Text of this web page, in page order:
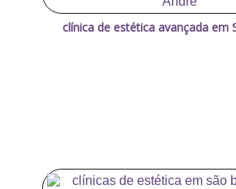
clínica de estética avançada em